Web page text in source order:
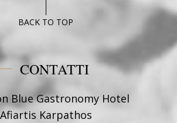
BACK TO TOP
CONTATTI
Blue Gastronomy Hotel
Afiartis Karpathos